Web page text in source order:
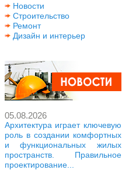
Новости
Строительство
Ремонт
Дизайн и интерьер
05.08.2026
Архитектура играет ключевую
роль в создании комфортных
и функциональных жилых
пространств. Правильное
проектирование...